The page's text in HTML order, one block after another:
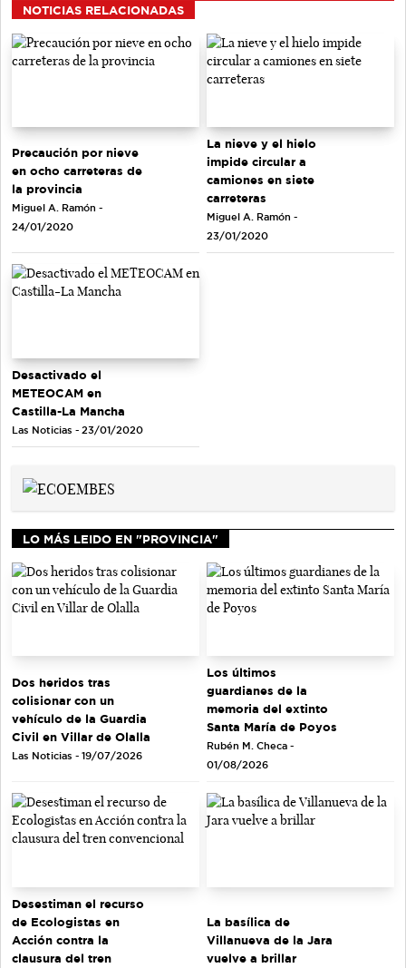
NOTICIAS RELACIONADAS
Precaución por nieve
en ocho carreteras de
la provincia
Miguel A. Ramón -
24/01/2020
La nieve y el hielo
impide circular a
camiones en siete
carreteras
Miguel A. Ramón -
23/01/2020
Desactivado el
METEOCAM en
Castilla-La Mancha
Las Noticias - 23/01/2020
LO MÁS LEIDO EN "PROVINCIA"
Dos heridos tras
colisionar con un
vehículo de la Guardia
Civil en Villar de Olalla
Las Noticias - 19/07/2026
Los últimos
guardianes de la
memoria del extinto
Santa María de Poyos
Rubén M. Checa -
01/08/2026
Desestiman el recurso
de Ecologistas en
Acción contra la
clausura del tren
La basílica de
Villanueva de la Jara
vuelve a brillar